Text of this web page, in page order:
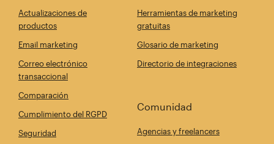
Actualizaciones de
productos
Email marketing
Correo electrónico
transaccional
Comparación
Cumplimiento del RGPD
Seguridad
Herramientas de marketing
gratuitas
Glosario de marketing
Directorio de integraciones
Comunidad
Agencias y freelancers